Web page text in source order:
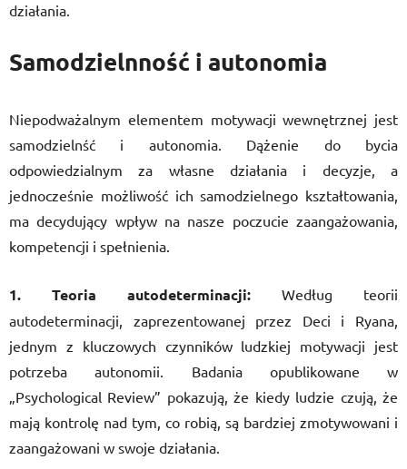
działania.
Samodzielnność i autonomia
Niepodważalnym elementem motywacji wewnętrznej jest
samodzielnść i autonomia. Dążenie do bycia
odpowiedzialnym za własne działania i decyzje, a
jednocześnie możliwość ich samodzielnego kształtowania,
ma decydujący wpływ na nasze poczucie zaangażowania,
kompetencji i spełnienia.
1. Teoria autodeterminacji: Według teorii
autodeterminacji, zaprezentowanej przez Deci i Ryana,
jednym z kluczowych czynników ludzkiej motywacji jest
potrzeba autonomii. Badania opublikowane w
„Psychological Review” pokazują, że kiedy ludzie czują, że
mają kontrolę nad tym, co robią, są bardziej zmotywowani i
zaangażowani w swoje działania.